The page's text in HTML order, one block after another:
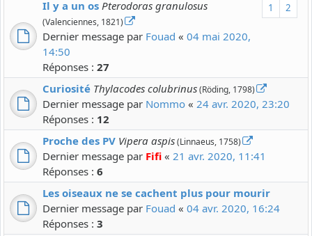
1 2
Il y a un os Pterodoras granulosus
(Valenciennes, 1821)
Dernier message par Fouad « 04 mai 2020,
14:50
Réponses : 27
Curiosité Thylacodes colubrinus(Röding, 1798)
Dernier message par Nommo « 24 avr. 2020, 23:20
Réponses : 12
Proche des PV Vipera aspis(Linnaeus, 1758)
Dernier message par Fifi « 21 avr. 2020, 11:41
Réponses : 6
Les oiseaux ne se cachent plus pour mourir
Dernier message par Fouad « 04 avr. 2020, 16:24
Réponses : 3